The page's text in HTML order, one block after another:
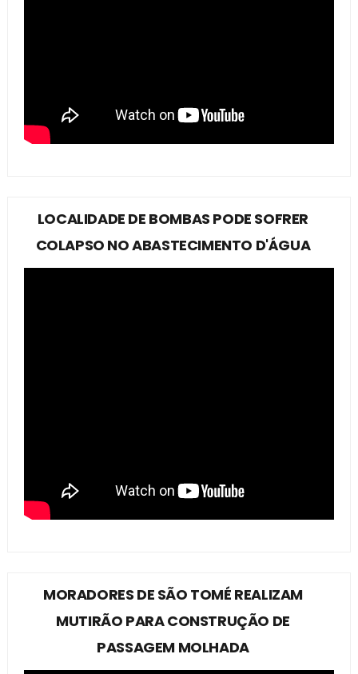
LOCALIDADE DE BOMBAS PODE SOFRER
COLAPSO NO ABASTECIMENTO D'ÁGUA
MORADORES DE SÃO TOMÉ REALIZAM
MUTIRÃO PARA CONSTRUÇÃO DE
PASSAGEM MOLHADA